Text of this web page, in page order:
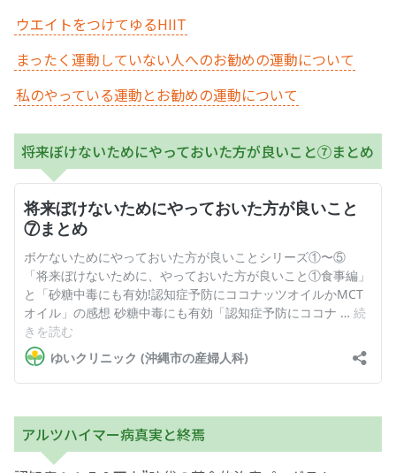
ウエイトをつけてゆるHIIT
まったく運動していない人へのお勧めの運動について
私のやっている運動とお勧めの運動について
将来ぼけないためにやっておいた方が良いこと⑦まとめ
アルツハイマー病真実と終焉